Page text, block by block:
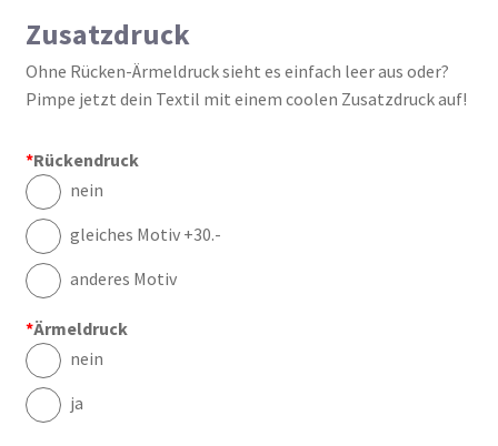
Zusatzdruck
Ohne Rücken-Ärmeldruck sieht es einfach leer aus oder?
Pimpe jetzt dein Textil mit einem coolen Zusatzdruck auf!
*Rückendruck
nein
gleiches Motiv +30.-
anderes Motiv
*Ärmeldruck
nein
ja